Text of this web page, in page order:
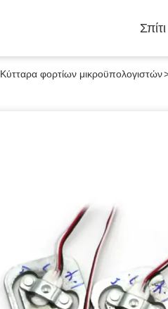
Σπίτι
Κύτταρα φορτίων μικροϋπολογιστών